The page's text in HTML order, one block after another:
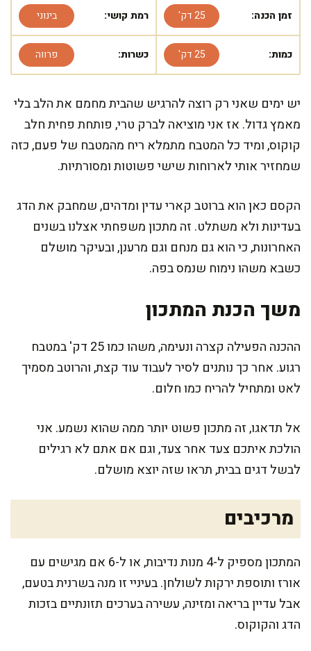
זמן הכנה: 25 דק' רמת קושי: בינוני
כמות: 25 דק' כשרות: פרווה
יש ימים שאני רק רוצה להרגיש שהבית מחמם את הלב בלי
מאמץ גדול. אז אני מוציאה לברק טרי, פותחת פחית חלב
קוקוס, ומיד כל המטבח מתמלא ריח מהמטבח של פעם, כזה
שמחזיר אותי לארוחות שישי פשוטות ומסורתיות.
הקסם כאן הוא ברוטב קארי עדין ומדהים, שמחבק את הדג
בעדינות ולא משתלט. זה מתכון משפחתי אצלנו בשנים
האחרונות, כי הוא גם מנחם וגם מרענן, ובעיקר מושלם
כשבא משהו נימוח שנמס בפה.
משך הכנת המתכון
ההכנה הפעילה קצרה ונעימה, משהו כמו 25 דק' במטבח
רגוע. אחר כך נותנים לסיר לעבוד עוד קצת, והרוטב מסמיך
לאט ומתחיל להריח כמו חלום.
אל תדאגו, זה מתכון פשוט יותר ממה שהוא נשמע. אני
הולכת איתכם צעד אחר צעד, וגם אם אתם לא רגילים
לבשל דגים בבית, תראו שזה יוצא מושלם.
מרכיבים
המתכון מספיק ל-4 מנות נדיבות, או ל-6 אם מגישים עם
אורז ותוספת ירקות לשולחן. בעיניי זו מנה בשרנית בטעם,
אבל עדיין בריאה ומזינה, עשירה בערכים תזונתיים בזכות
הדג והקוקוס.